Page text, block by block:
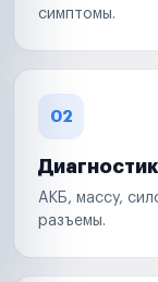
симптомы.
02
АКБ, массу,
разъемы.